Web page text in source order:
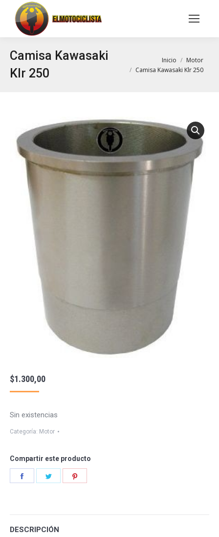
Buscar:
Camisa Kawasaki
Klr 250
Inicio
Motor
Camisa Kawasaki Klr 250
$1.300,00
Sin existencias
Categoría: Motor
Compartir este producto
DESCRIPCIÓN